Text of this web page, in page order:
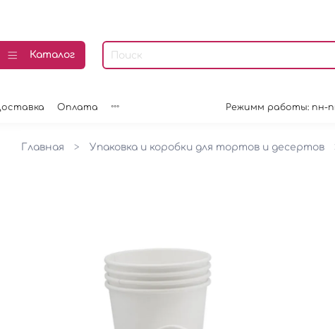
Каталог
Оплата Режимм работы: пн-пт
Главная Упаковка и коробки для тортов и десертов